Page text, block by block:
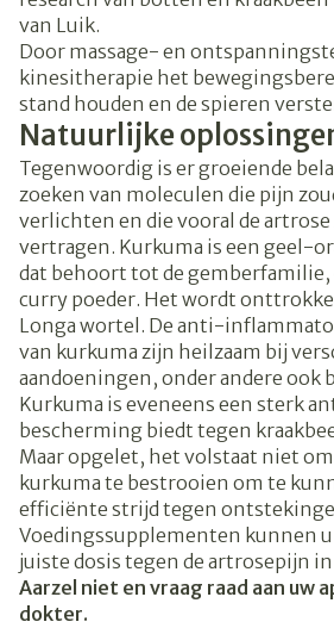
van Luik.
Door massage- en
kinesitherapie het
stand houden en de spieren
Natuurlijke
Tegenwoordig is er groeiende
zoeken van moleculen die pijn
verlichten en die vooral de
vertragen. Kurkuma is een geel-
dat behoort tot de gemberfamilie,
curry poeder. Het wordt
Longa wortel. De anti-
van kurkuma zijn heilzaam bij
aandoeningen, onder andere ook
Kurkuma is eveneens een sterk
bescherming biedt tegen
Maar opgelet, het volstaat niet
kurkuma te bestrooien om te
efficiënte strijd tegen
Voedingssupplementen kunnen
juiste dosis tegen de artrosepijn
Aarzel niet en vraag raad aan uw
dokter.